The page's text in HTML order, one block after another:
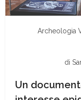
Archeologia
di
Un